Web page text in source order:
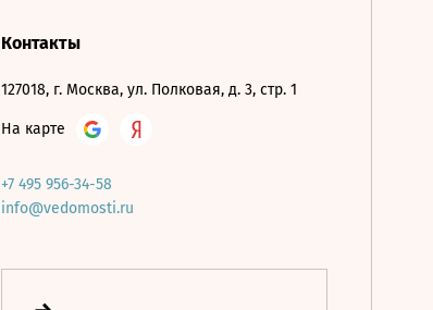
Контакты
127018, г. Москва, ул. Полковая, д. 3, стр. 1
На карте
+7 495 956-34-58
info@vedomosti.ru